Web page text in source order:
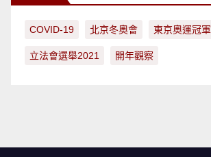
COVID-19 北京冬奧會 東京奧運冠軍
立法會選舉2021 開年觀察